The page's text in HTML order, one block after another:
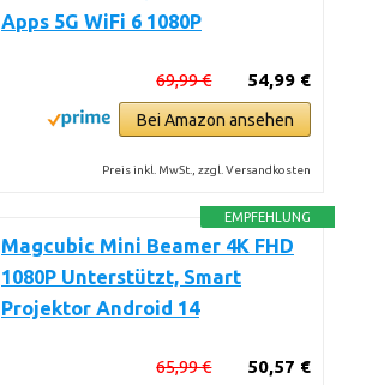
Apps 5G WiFi 6 1080P
54,99 €
69,99 €
Bei Amazon ansehen
Preis inkl. MwSt., zzgl. Versandkosten
EMPFEHLUNG
Magcubic Mini Beamer 4K FHD
1080P Unterstützt, Smart
Projektor Android 14
50,57 €
65,99 €